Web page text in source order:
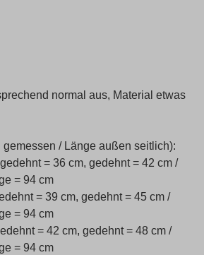
normal aus, Material etwas
gemessen / Länge außen seitlich):
= 36 cm, gedehnt = 42 cm /
= 94 cm
= 39 cm, gedehnt = 45 cm /
= 94 cm
= 42 cm, gedehnt = 48 cm /
= 94 cm